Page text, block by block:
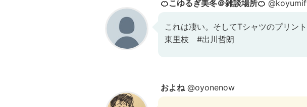
🍊こゆるぎ美冬＠雑談場所🍊
これは凄い。そしてTシャツのプリン
東里枝 #出川哲朗
およね@oyonenow